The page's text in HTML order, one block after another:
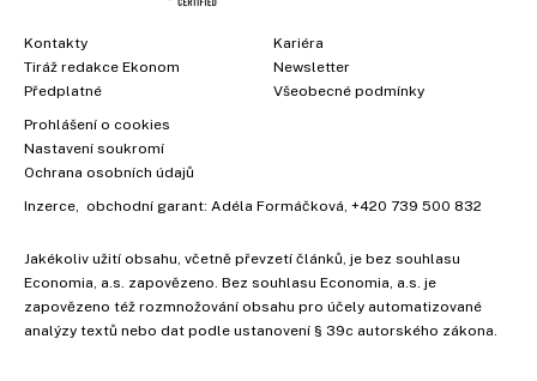
Kontakty
Tiráž redakce Ekonom
Předplatné
Kariéra
Newsletter
Všeobecné podmínky
Prohlášení o cookies
Nastavení soukromí
Ochrana osobních údajů
Inzerce, obchodní garant: Adéla Formáčková, +420 739 500 832
Jakékoliv užití obsahu, včetně převzetí článků, je bez souhlasu
Economia, a.s. zapovězeno. Bez souhlasu Economia, a.s. je
zapovězeno též rozmnožování obsahu pro účely automatizované
analýzy textů nebo dat podle ustanovení § 39c autorského zákona.